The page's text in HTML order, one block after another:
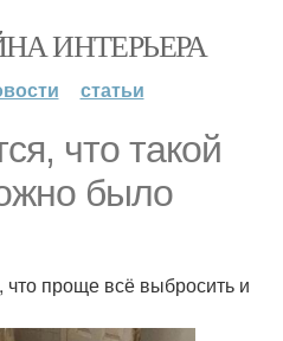
ИНТЕРЬЕРА
статьи
что такой
было
проще всё выбросить и